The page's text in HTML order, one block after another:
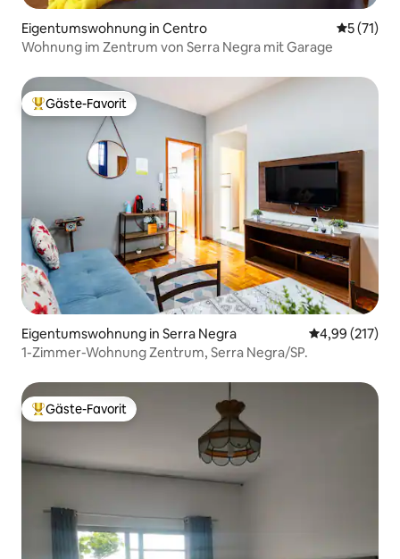
Eigentumswohnung in Centro
5 (71)
Wohnung im Zentrum von Serra Negra mit Garage
Beliebter Gäste-Favorit.
Gäste-Favorit
Eigentumswohnung in Serra Negra
4,99 (217)
1-Zimmer-Wohnung Zentrum, Serra Negra/SP.
Beliebter Gäste-Favorit.
Gäste-Favorit